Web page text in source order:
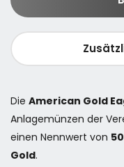
Die American Gold
Anlagemünzen der
einen Nennwert von
Gold.